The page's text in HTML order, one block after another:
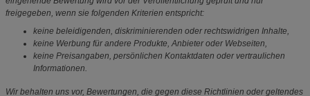
freigegeben, wenn sie folgenden Kriterien entspricht:
keine beleidigenden, diskriminierenden oder rechtswidrigen Inhalte,
keine Werbung für andere Produkte, Anbieter oder Webseiten,
keine Preisangaben, persönlichen Kontaktdaten oder vertraulichen
Informationen.
Wir behalten uns vor, Bewertungen, die gegen diese Richtlinien oder geltendes